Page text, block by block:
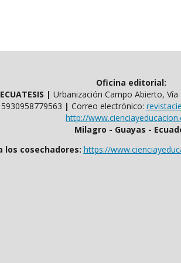
Oficina editorial:
| Urbanización Campo Abierto,
| Correo electrónico:
http://
Milagro - Guayas -
los cosechadores: https://